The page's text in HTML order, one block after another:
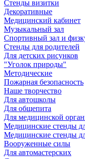
Стенды визитки
Декоративные
Медицинский кабинет
Музыкальный зал
Спортивный зал и
Стенды для родителей
Для детских рисунков
"Уголок природы"
Методические
Пожарная безопасность
Наше творчество
Для автошколы
Для общепита
Для медицинской
Медицинские стенды
Медицинские стенды
Вооруженные силы
Для автомастерских